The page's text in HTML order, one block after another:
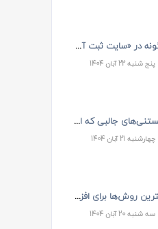
چگونه در «سایت ثبت آگهی 7...
پنج شنبه 22 آبان 1404
دانستنی‌های جالبی که احتم...
چهارشنبه 21 آبان 1404
بهترین روش‌ها برای افزایش...
سه شنبه 20 آبان 1404